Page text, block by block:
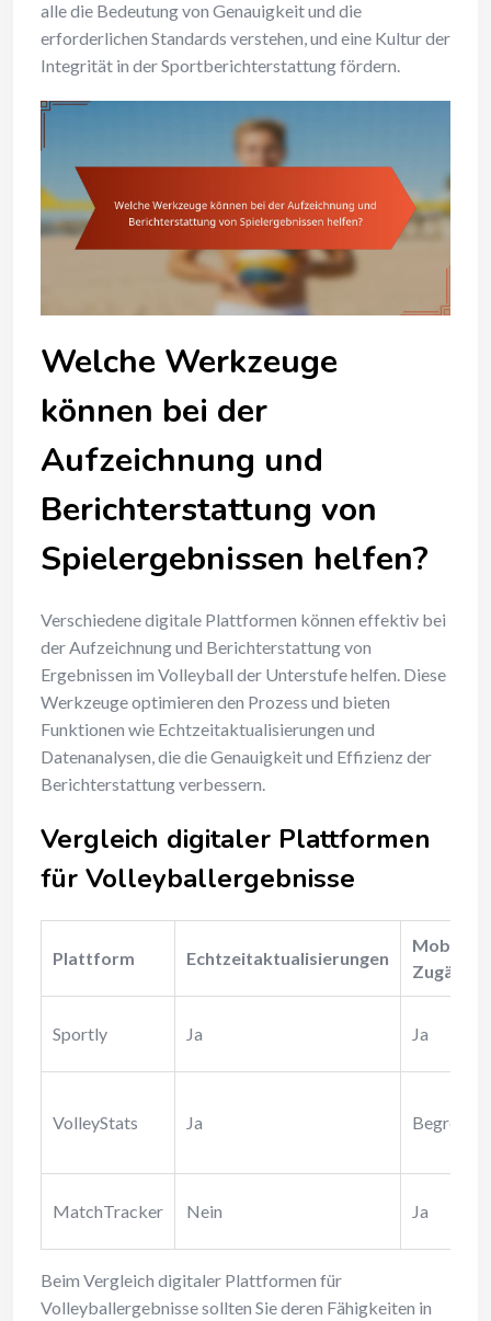
alle die Bedeutung von Genauigkeit und die
erforderlichen Standards verstehen, und eine Kultur der
Integrität in der Sportberichterstattung fördern.
Welche Werkzeuge
können bei der
Aufzeichnung und
Berichterstattung von
Spielergebnissen helfen?
Verschiedene digitale Plattformen können effektiv bei
der Aufzeichnung und Berichterstattung von
Ergebnissen im Volleyball der Unterstufe helfen. Diese
Werkzeuge optimieren den Prozess und bieten
Funktionen wie Echtzeitaktualisierungen und
Datenanalysen, die die Genauigkeit und Effizienz der
Berichterstattung verbessern.
Vergleich digitaler Plattformen
für Volleyballergebnisse
Plattform Echtzeitaktualisierungen
Mobile
Sportly Ja Ja
VolleyStats Ja Begrenzt
MatchTracker Nein Ja
Beim Vergleich digitaler Plattformen für
Volleyballergebnisse sollten Sie deren Fähigkeiten in